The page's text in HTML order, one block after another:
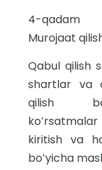
4-qadam
Murojaat
Qabul qilish
shartlar va
qilish
kiritish va
boʻyicha